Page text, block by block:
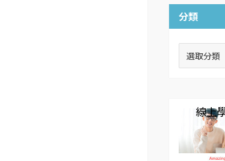
分類
線上